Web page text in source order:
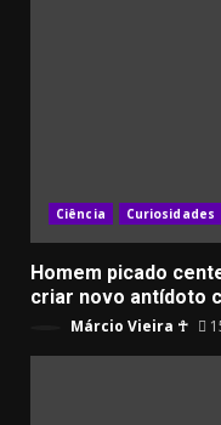
Ciência Curiosidades
Homem picado
criar novo antídoto
Márcio Vieira ☥